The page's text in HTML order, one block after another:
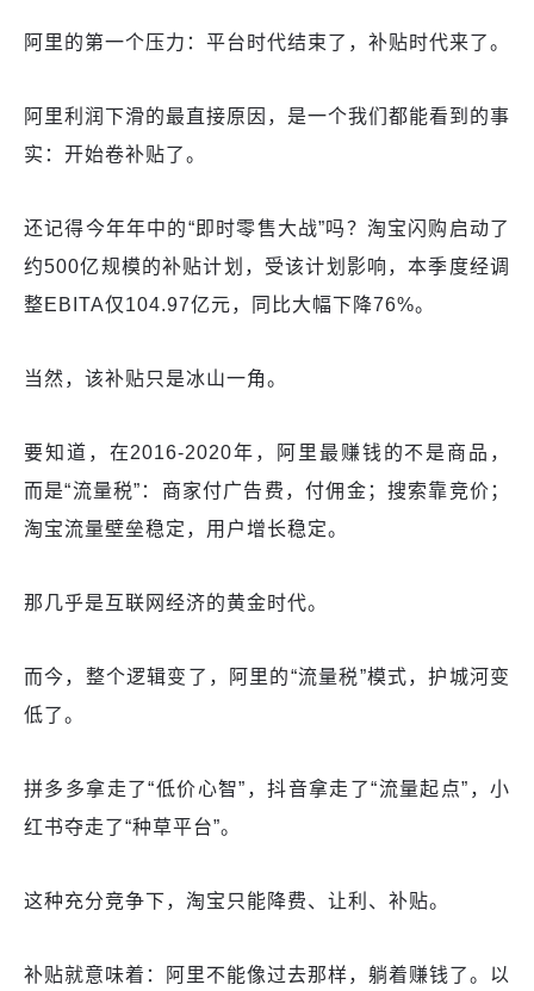
阿里的第一个压力：平台时代结束了，补贴时代来了。
阿里利润下滑的最直接原因，是一个我们都能看到的事
实：开始卷补贴了。
还记得今年年中的“即时零售大战”吗？淘宝闪购启动了
约500亿规模的补贴计划，受该计划影响，本季度经调
整EBITA仅104.97亿元，同比大幅下降76%。
当然，该补贴只是冰山一角。
要知道，在2016-2020年，阿里最赚钱的不是商品，
而是“流量税”：商家付广告费，付佣金；搜索靠竞价；
淘宝流量壁垒稳定，用户增长稳定。
那几乎是互联网经济的黄金时代。
而今，整个逻辑变了，阿里的“流量税”模式，护城河变
低了。
拼多多拿走了“低价心智”，抖音拿走了“流量起点”，小
红书夺走了“种草平台”。
这种充分竞争下，淘宝只能降费、让利、补贴。
补贴就意味着：阿里不能像过去那样，躺着赚钱了。以